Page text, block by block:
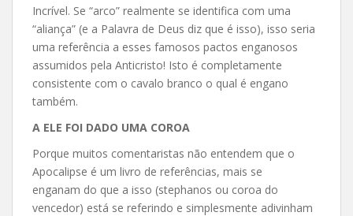
Incrível. Se “arco” realmente se identifica com uma
“aliança” (e a Palavra de Deus diz que é isso), isso seria
uma referência a esses famosos pactos enganosos
assumidos pela Anticristo! Isto é completamente
consistente com o cavalo branco o qual é engano
também.
A ELE FOI DADO UMA COROA
Porque muitos comentaristas não entendem que o
Apocalipse é um livro de referências, mais se
enganam do que a isso (stephanos ou coroa do
vencedor) está se referindo e simplesmente adivinham